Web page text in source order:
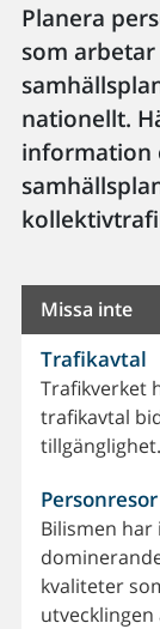
Planera
som
nationellt.
information
Missa inte
Trafikavtal
Trafikverket
trafikavtal
tillgänglighet.
Bilismen
kvaliteter